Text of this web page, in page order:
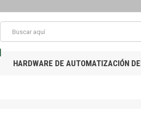
HARDWARE DE AUTOMATIZACIÓN